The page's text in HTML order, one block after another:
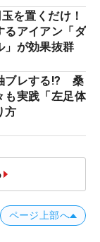
を置くだけ！
るアイアン「ダ
」が効果抜群
ブレする!? 桑
も実践「左足体
方
ページ上部へ